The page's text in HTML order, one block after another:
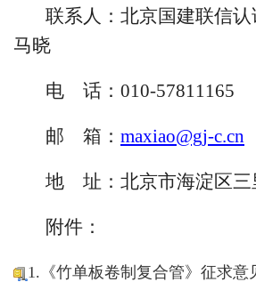
联系人：北京国建联信认
马晓
电 话：010-57811165
邮 箱： maxiao@gj-c.cn
地 址：北京市海淀区三
附件：
1.《竹单板卷制复合管》征求意